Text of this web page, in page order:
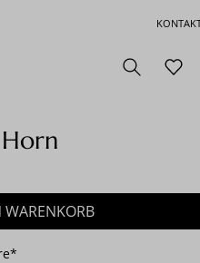
Wert ein
WARENKORB